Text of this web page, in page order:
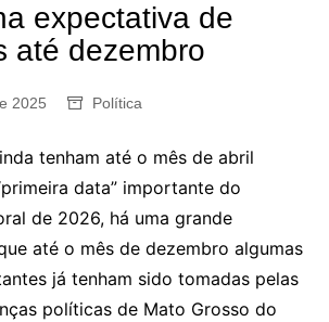
expectativa de
até dezembro
2025 Política
tenham até o mês de abril
data” importante do
de 2026, há uma grande
até o mês de dezembro algumas
já tenham sido tomadas pelas
políticas de Mato Grosso do